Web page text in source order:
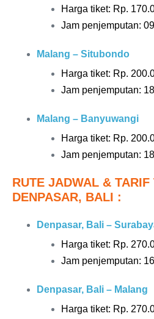
Harga tiket: Rp.
Jam penjemputan:
Malang – Situbondo
Harga tiket: Rp. 20
Jam penjemputan:
Malang – Banyuwangi
Harga tiket: Rp. 20
Jam penjemputan:
RUTE JADWAL & TARIF
DENPASAR, BALI :
Denpasar, Bali –
Harga tiket: Rp.
Jam penjemputan:
Denpasar, Bali – Malang
Harga tiket: Rp.